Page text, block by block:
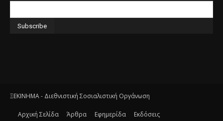
ΞΕΚΙΝΗΜΑ - Διεθνιστική Σοσιαλιστική Οργάνωση
Αρχική Σελίδα Άρθρα Εφημερίδα
Εκδόσεις